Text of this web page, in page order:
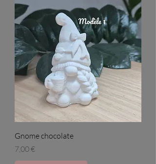
Gnome chocolate
Prix
7,00 €